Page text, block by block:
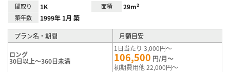
間取り 1K 面積 29m²
築年数 1999年 1月 築
プラン名・期間 月額目安
ロング
30日以上～360日未満
1日当たり 3,000円～
106,500 円/月～
初期費用他 22,000円～